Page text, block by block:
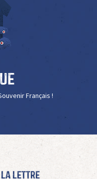
Français !
Lettre